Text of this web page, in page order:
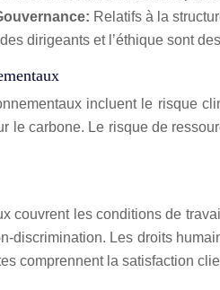
Relatifs à la
dirigeants et l’éthique sont
incluent le risque
le carbone. Le risque de
couvrent les conditions de
discrimination. Les droits
comprennent la satisfaction